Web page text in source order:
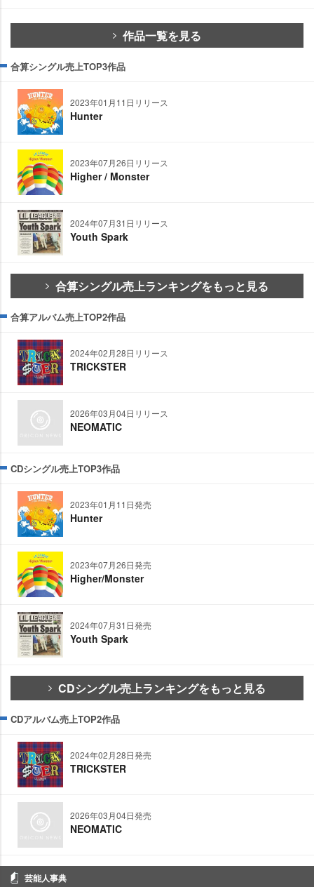
作品一覧を見る
合算シングル売上TOP3作品
2023年01月11日リリース
Hunter
2023年07月26日リリース
Higher / Monster
2024年07月31日リリース
Youth Spark
合算シングル売上ランキングをもっと見る
合算アルバム売上TOP2作品
2024年02月28日リリース
TRICKSTER
2026年03月04日リリース
NEOMATIC
CDシングル売上TOP3作品
2023年01月11日発売
Hunter
2023年07月26日発売
Higher/Monster
2024年07月31日発売
Youth Spark
CDシングル売上ランキングをもっと見る
CDアルバム売上TOP2作品
2024年02月28日発売
TRICKSTER
2026年03月04日発売
NEOMATIC
芸能人事典